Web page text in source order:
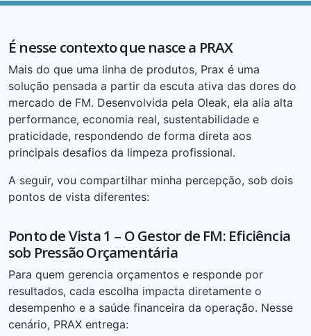
É nesse contexto que nasce a PRAX
Mais do que uma linha de produtos, Prax é uma
solução pensada a partir da escuta ativa das dores do
mercado de FM. Desenvolvida pela Oleak, ela alia alta
performance, economia real, sustentabilidade e
praticidade, respondendo de forma direta aos
principais desafios da limpeza profissional.
A seguir, vou compartilhar minha percepção, sob dois
pontos de vista diferentes:
Ponto de Vista 1 – O Gestor de FM: Eficiência
sob Pressão Orçamentária
Para quem gerencia orçamentos e responde por
resultados, cada escolha impacta diretamente o
desempenho e a saúde financeira da operação. Nesse
cenário, PRAX entrega: